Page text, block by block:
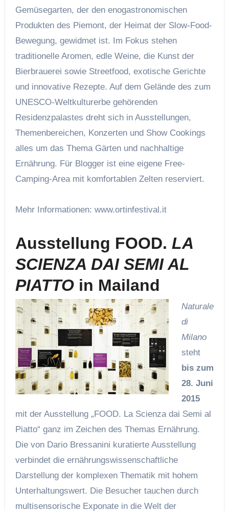
Gemüsegarten, der den enogastronomischen
Produkten des Piemont, der Heimat der Slow-Food-
Bewegung, gewidmet ist. Im Fokus stehen
traditionelle Aromen, edle Weine, die Kunst der
Bierbrauerei sowie Streetfood, exotische Gerichte
und innovative Rezepte. Auf dem Gelände des zum
UNESCO-Weltkulturerbe gehörenden
Residenzpalastes dreht sich in Ausstellungen,
Themenbereichen, Konzerten und Show Cookings
alles um das Thema Gärten und nachhaltige
Ernährung. Für Blogger ist eine eigene Free-
Camping-Area mit komfortablen Zelten reserviert.
Mehr Informationen: www.ortinfestival.it
Ausstellung FOOD. LA
SCIENZA DAI SEMI AL
PIATTOin Mailand
Naturale
di
Milano
steht
bis zum
28. Juni
2015
mit der Ausstellung „FOOD. La Scienza dai Semi al
Piatto“ ganz im Zeichen des Themas Ernährung.
Die von Dario Bressanini kuratierte Ausstellung
verbindet die ernährungswissenschaftliche
Darstellung der komplexen Thematik mit hohem
Unterhaltungswert. Die Besucher tauchen durch
multisensorische Exponate in die Welt der